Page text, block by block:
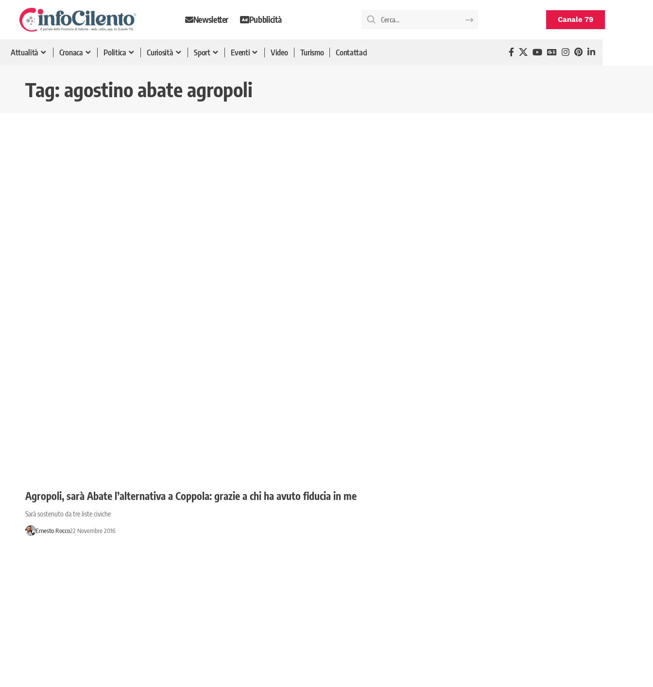
Newsletter Pubblicità Canale 79
Attualità Cronaca Politica Curiosità Sport Eventi Video Turismo Contattaci
Tag: agostino abate agropoli
Agropoli, sarà Abate l’alternativa a Coppola: grazie a chi ha avuto fiducia in me
Sarà sostenuto da tre liste civiche
Ernesto Rocco22 Novembre 2016